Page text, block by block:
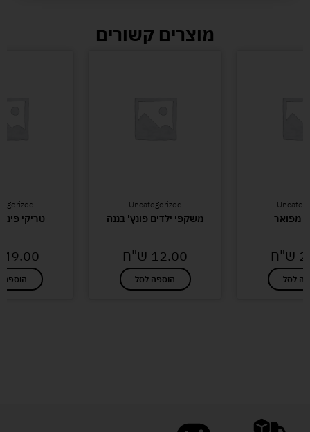
מוצרים קשורים
מפואר
ש"ח
לסל
Uncategorized
משקפי ילדים פונץ' בננה
12.00 ש"ח
הוספה לסל
טריקי
49.00
הוספה